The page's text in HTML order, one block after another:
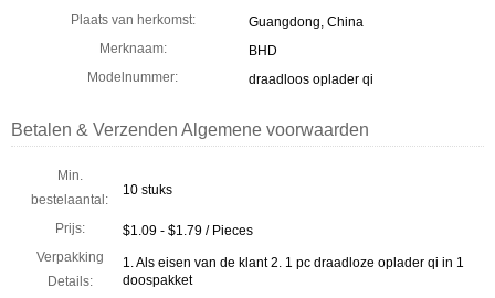
Plaats van herkomst:
Guangdong, China
Merknaam:
BHD
Modelnummer:
draadloos oplader qi
Betalen & Verzenden Algemene voorwaarden
Min.
bestelaantal:
10 stuks
Prijs:
$1.09 - $1.79 / Pieces
Verpakking
Details:
1. Als eisen van de klant 2. 1 pc draadloze oplader qi in 1
doospakket